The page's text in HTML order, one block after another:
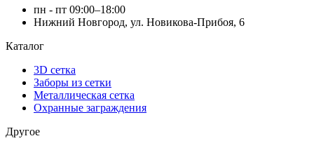
пн - пт 09:00–18:00
Нижний Новгород, ул. Новикова-Прибоя, 6
Каталог
3D сетка
Заборы из сетки
Металлическая сетка
Охранные заграждения
Другое